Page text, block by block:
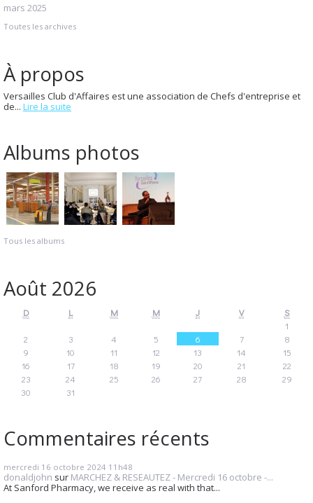
mars 2025
Toutes les archives
À propos
Versailles Club d'Affaires est une association de Chefs d'entreprise et
de... Lire la suite
Albums photos
Tous les albums
Août 2026
D L M M J V
S
1
2
3 4 5 6 7
8
9
10 11 12 13 14
15
16
17 18 19 20 21
22
23
24 25 26 27 28
29
30
31
Commentaires récents
mercredi 16 octobre 2024 11h48
donaldjohn sur MARCHEZ & RESEAUTEZ - Mercredi 16 octobre -...
At Sanford Pharmacy, we receive as real with that...